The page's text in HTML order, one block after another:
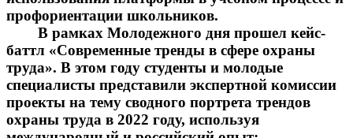
профориентации школьников.
В рамках Молодежного дня прошел кейс-
баттл «Современные тренды в сфере охраны
труда». В этом году студенты и молодые
специалисты представили экспертной комиссии
проекты на тему сводного портрета трендов
охраны труда в 2022 году, используя